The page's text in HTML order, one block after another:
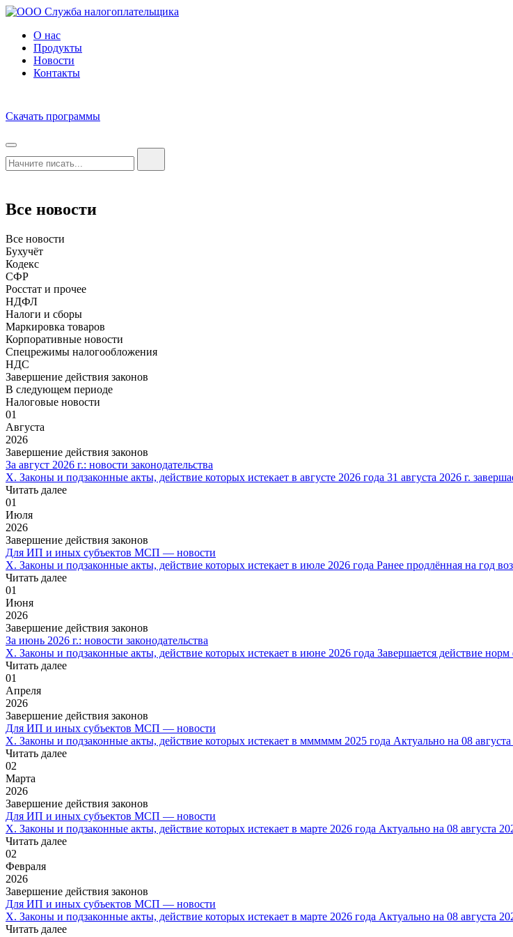
О нас
Продукты
Новости
Контакты
Скачать программы
Все новости
Все новости
Бухучёт
Кодекс
СФР
Росстат и прочее
НДФЛ
Налоги и сборы
Маркировка товаров
Корпоративные новости
Спецрежимы налогообложения
НДС
Завершение действия законов
В следующем периоде
Налоговые новости
01
Августа
2026
Завершение действия законов
За август 2026 г.: новости законодательства
X. Законы и подзаконные акты, действие которых истекает в августе 2026 года 31 августа 2026 г.
Читать далее
01
Июля
2026
Завершение действия законов
Для ИП и иных субъектов МСП — новости
X. Законы и подзаконные акты, действие которых истекает в июле 2026 года Ранее продлённая на год
Читать далее
01
Июня
2026
Завершение действия законов
За июнь 2026 г.: новости законодательства
X. Законы и подзаконные акты, действие которых истекает в июне 2026 года Завершается действие
Читать далее
01
Апреля
2026
Завершение действия законов
Для ИП и иных субъектов МСП — новости
X. Законы и подзаконные акты, действие которых истекает в мммммм 2025 года Актуально на 08
Читать далее
02
Марта
2026
Завершение действия законов
Для ИП и иных субъектов МСП — новости
X. Законы и подзаконные акты, действие которых истекает в марте 2026 года Актуально на 08 августа
Читать далее
02
Февраля
2026
Завершение действия законов
Для ИП и иных субъектов МСП — новости
X. Законы и подзаконные акты, действие которых истекает в марте 2026 года Актуально на 08 августа
Читать далее